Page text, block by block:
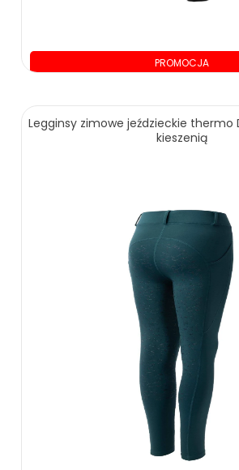
PROMOCJA
209.00 zł 269.00 zł
Legginsy zimowe jeździeckie thermo
kieszenią